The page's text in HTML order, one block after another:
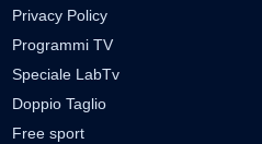
Privacy Policy
Programmi TV
Speciale LabTv
Doppio Taglio
Free sport